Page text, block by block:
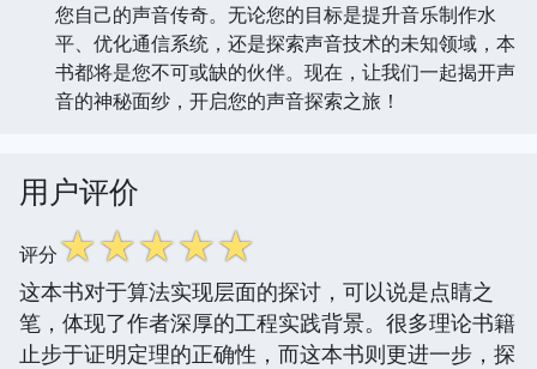
您自己的声音传奇。无论您的目标是提升音乐制作水
平、优化通信系统，还是探索声音技术的未知领域，本
书都将是您不可或缺的伙伴。现在，让我们一起揭开声
音的神秘面纱，开启您的声音探索之旅！
用户评价
评分☆☆☆☆☆
这本书对于算法实现层面的探讨，可以说是点睛之
笔，体现了作者深厚的工程实践背景。很多理论书籍
止步于证明定理的正确性，而这本书则更进一步，探